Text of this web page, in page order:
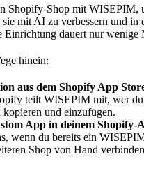
Shopify-Shop mit WISEPIM,
mit AI zu verbessern und in
Einrichtung dauert nur wenige
hinein:
aus dem Shopify App
teilt WISEPIM mit, wer du
kopieren und einzufügen.
App in deinem Shopify-
wenn du bereits ein
Shop von Hand